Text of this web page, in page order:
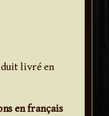
livré en
en français